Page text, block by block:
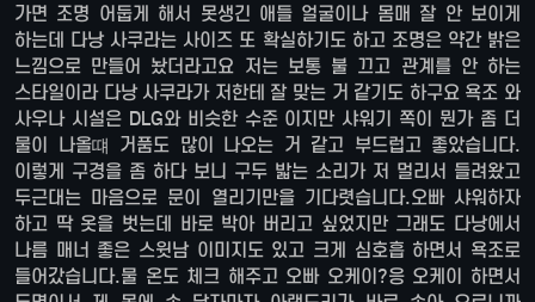
가면 조명 어둡게 해서 못생긴 애들 얼굴이나 몸매 잘 안 보이게
하는데 다낭 사쿠라는 사이즈 또 확실하기도 하고 조명은 약간 밝은
느낌으로 만들어 놨더라고요 저는 보통 불 끄고 관계를 안 하는
스타일이라 다낭 사쿠라가 저한테 잘 맞는 거 같기도 하구요 욕조 와
사우나 시설은 DLG와 비슷한 수준 이지만 샤워기 쪽이 뭔가 좀 더
물이 나올떄 거품도 많이 나오는 거 같고 부드럽고 좋았습니다.
이렇게 구경을 좀 하다 보니 구두 밟는 소리가 저 멀리서 들려왔고
두근대는 마음으로 문이 열리기만을 기다렷습니다.오빠 샤워하자
하고 딱 옷을 벗는데 바로 박아 버리고 싶었지만 그래도 다낭에서
나름 매너 좋은 스윗남 이미지도 있고 크게 심호흡 하면서 욕조로
들어갔습니다.물 온도 체크 해주고 오빠 오케이?응 오케이 하면서